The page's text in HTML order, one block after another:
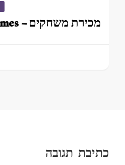
מכירת משחקים – Selling games
כתיבת תגובה